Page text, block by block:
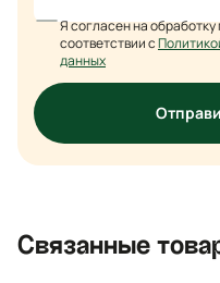
Я согласен на
соответствии с
данных
Связанные